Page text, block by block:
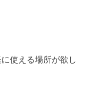
使える場所が欲し